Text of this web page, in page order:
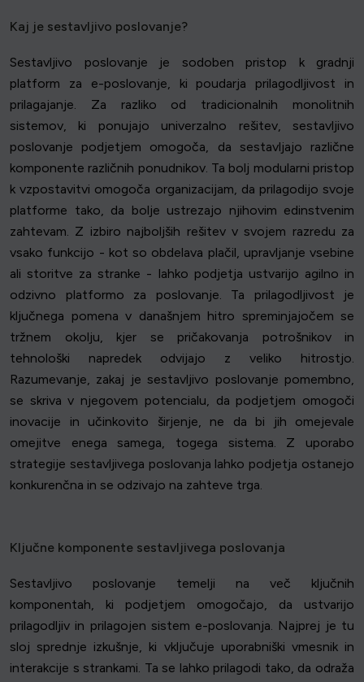
Kaj je sestavljivo poslovanje?
Sestavljivo poslovanje je sodoben pristop k gradnji
platform za e-poslovanje, ki poudarja prilagodljivost in
prilagajanje. Za razliko od tradicionalnih monolitnih
sistemov, ki ponujajo univerzalno rešitev, sestavljivo
poslovanje podjetjem omogoča, da sestavljajo različne
komponente različnih ponudnikov. Ta bolj modularni pristop
k vzpostavitvi omogoča organizacijam, da prilagodijo svoje
platforme tako, da bolje ustrezajo njihovim edinstvenim
zahtevam. Z izbiro najboljših rešitev v svojem razredu za
vsako funkcijo - kot so obdelava plačil, upravljanje vsebine
ali storitve za stranke - lahko podjetja ustvarijo agilno in
odzivno platformo za poslovanje. Ta prilagodljivost je
ključnega pomena v današnjem hitro spreminjajočem se
tržnem okolju, kjer se pričakovanja potrošnikov in
tehnološki napredek odvijajo z veliko hitrostjo.
Razumevanje, zakaj je sestavljivo poslovanje pomembno,
se skriva v njegovem potencialu, da podjetjem omogoči
inovacije in učinkovito širjenje, ne da bi jih omejevale
omejitve enega samega, togega sistema. Z uporabo
strategije sestavljivega poslovanja lahko podjetja ostanejo
konkurenčna in se odzivajo na zahteve trga.
Ključne komponente sestavljivega poslovanja
Sestavljivo poslovanje temelji na več ključnih
komponentah, ki podjetjem omogočajo, da ustvarijo
prilagodljiv in prilagojen sistem e-poslovanja. Najprej je tu
sloj sprednje izkušnje, ki vključuje uporabniški vmesnik in
interakcije s strankami. Ta se lahko prilagodi tako, da odraža